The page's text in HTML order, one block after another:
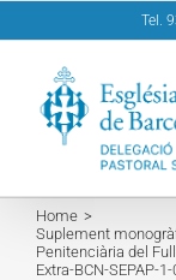
to
Tel.
Home
Suplement
Penitenciària del
Extra-BCN-SEPAP-